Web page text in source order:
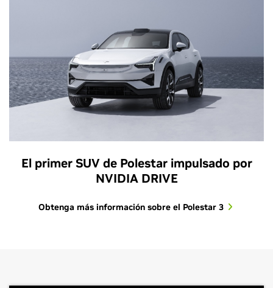
El primer SUV de Polestar impulsado por
NVIDIA DRIVE
Obtenga más información sobre el Polestar 3